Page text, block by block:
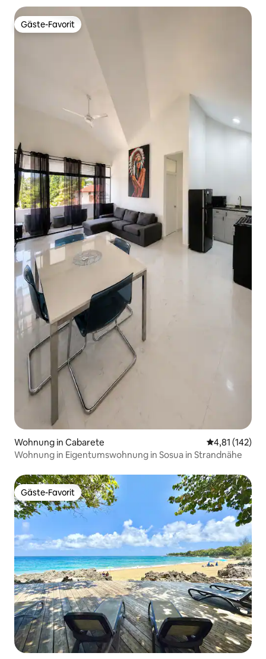
Gäste-Favorit
Gäste-Favorit
Wohnung in Cabarete
4,81 (142)
Wohnung in Eigentumswohnung in Sosua in Strandnähe
Gäste-Favorit
Gäste-Favorit